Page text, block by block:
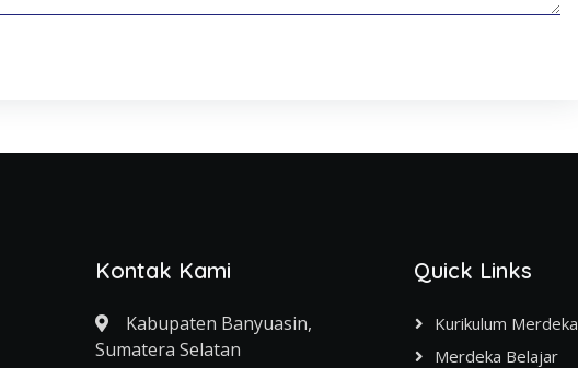
Kontak Kami
Kabupaten Banyuasin,
Sumatera Selatan
Quick Links
Kurikulum Merdeka
Merdeka Belajar